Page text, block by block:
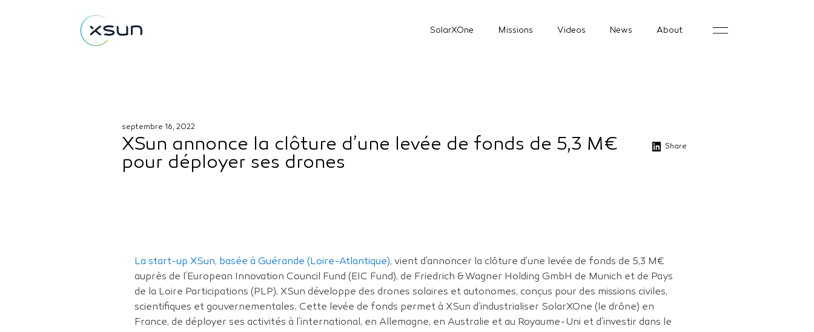
SolarXOne Missions Videos News About
septembre 16, 2022
XSun annonce la clôture d’une levée de fonds de 5,3 M€
pour déployer ses drones
Share
La start-up XSun, basée à Guérande (Loire-Atlantique), vient d’annoncer la clôture d’une levée de fonds de 5,3 M€
auprès de l’European Innovation Council Fund (EIC Fund), de Friedrich & Wagner Holding GmbH de Munich et de Pays
de la Loire Participations (PLP). XSun développe des drones solaires et autonomes, conçus pour des missions civiles,
scientifiques et gouvernementales. Cette levée de fonds permet à XSun d’industrialiser SolarXOne (le drône) en
France, de déployer ses activités à l’international, en Allemagne, en Australie et au Royaume-Uni et d’investir dans le